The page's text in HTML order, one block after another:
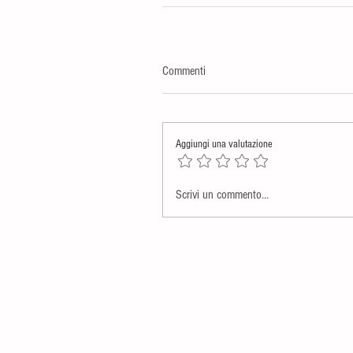
Commenti
Aggiungi una valutazione
Scrivi un commento...